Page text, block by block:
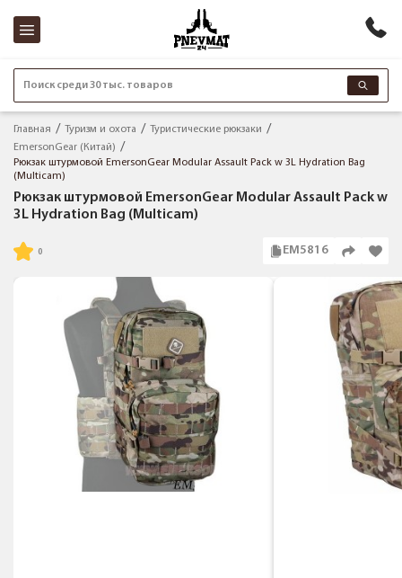
Поиск среди 30 тыс. товаров
Главная Туризм и охота
Туристические рюкзаки
EmersonGear (Китай)
Рюкзак штурмовой EmersonGear Modular Assault Pack w 3L Hydration Bag
(Multicam)
Рюкзак штурмовой EmersonGear Modular Assault Pack w
3L Hydration Bag (Multicam)
EM5816